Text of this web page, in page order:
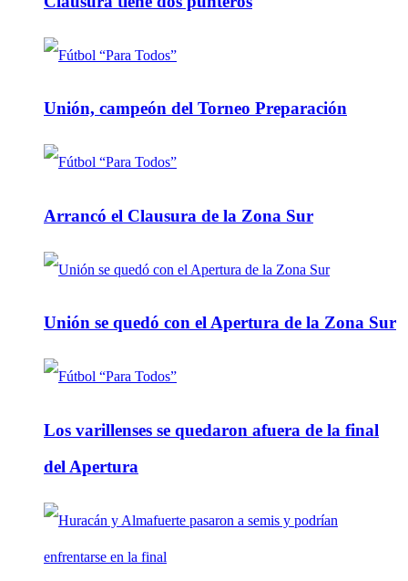
Unión, campeón del Torneo Preparación
Arrancó el Clausura de la Zona Sur
Unión se quedó con el Apertura de la Zona Sur
Los varillenses se quedaron afuera de la final
del Apertura